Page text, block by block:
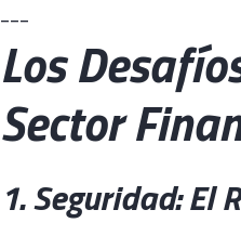
---
Los
Sector
1. Seguridad: El